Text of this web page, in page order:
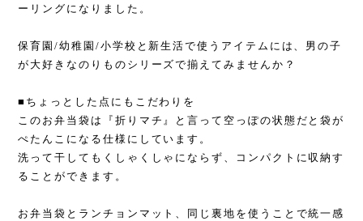
ーリングになりました。
保育園/幼稚園/小学校と新生活で使うアイテムには、男の子
が大好きなのりものシリーズで揃えてみませんか？
■ちょっとした点にもこだわりを
このお弁当袋は『折りマチ』と言って空っぽの状態だと袋が
ぺたんこになる仕様にしています。
洗って干してもくしゃくしゃにならず、コンパクトに収納す
ることができます。
お弁当袋とランチョンマット、同じ裏地を使うことで統一感